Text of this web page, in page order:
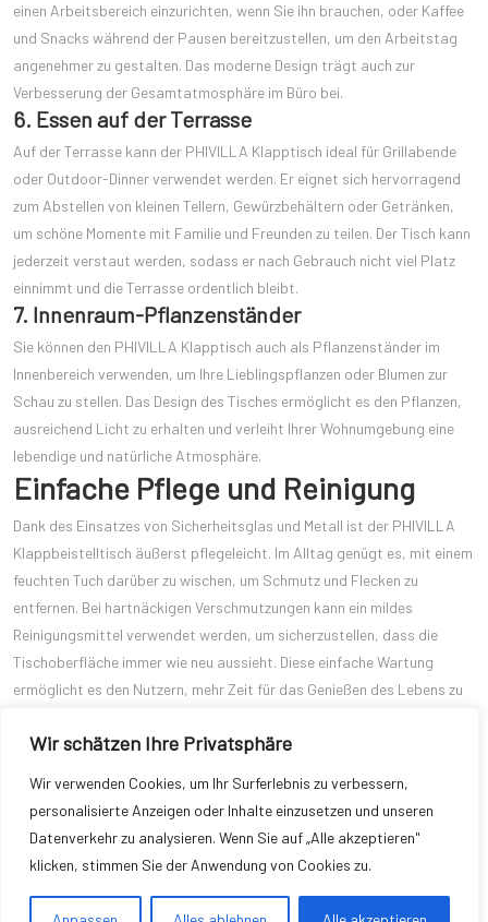
Wir schätzen Ihre Privatsphäre
Wir verwenden Cookies, um Ihr Surferlebnis zu verbessern,
personalisierte Anzeigen oder Inhalte einzusetzen und unseren
Datenverkehr zu analysieren. Wenn Sie auf „Alle akzeptieren"
klicken, stimmen Sie der Anwendung von Cookies zu.
einen Arbeitsbereich einzurichten, wenn Sie ihn brauchen, oder Kaffee
und Snacks während der Pausen bereitzustellen, um den Arbeitstag
angenehmer zu gestalten. Das moderne Design trägt auch zur
Verbesserung der Gesamtatmosphäre im Büro bei.
6. Essen auf der Terrasse
Auf der Terrasse kann der PHIVILLA Klapptisch ideal für Grillabende
oder Outdoor-Dinner verwendet werden. Er eignet sich hervorragend
zum Abstellen von kleinen Tellern, Gewürzbehältern oder Getränken,
um schöne Momente mit Familie und Freunden zu teilen. Der Tisch kann
jederzeit verstaut werden, sodass er nach Gebrauch nicht viel Platz
einnimmt und die Terrasse ordentlich bleibt.
7. Innenraum-Pflanzenständer
Sie können den PHIVILLA Klapptisch auch als Pflanzenständer im
Innenbereich verwenden, um Ihre Lieblingspflanzen oder Blumen zur
Schau zu stellen. Das Design des Tisches ermöglicht es den Pflanzen,
ausreichend Licht zu erhalten und verleiht Ihrer Wohnumgebung eine
lebendige und natürliche Atmosphäre.
Einfache Pflege und Reinigung
Dank des Einsatzes von Sicherheitsglas und Metall ist der PHIVILLA
Klappbeistelltisch äußerst pflegeleicht. Im Alltag genügt es, mit einem
feuchten Tuch darüber zu wischen, um Schmutz und Flecken zu
entfernen. Bei hartnäckigen Verschmutzungen kann ein mildes
Reinigungsmittel verwendet werden, um sicherzustellen, dass die
Tischoberfläche immer wie neu aussieht. Diese einfache Wartung
ermöglicht es den Nutzern, mehr Zeit für das Genießen des Lebens zu
beschäftigen.
Der PHIVILLA Klappbeistelltisch ist somit nicht nur ein praktisches
Möbelstück, sondern auch eine stilvolle Bereicherung für jedes
Zuhause. Seine hochwertige Verarbeitung, einfache Handhabung und
vielseitigen Einsatzmöglichkeiten machen ihn zu einem idealen
dieser Tisch wird garantiert viele Jahre Freude bereiten.